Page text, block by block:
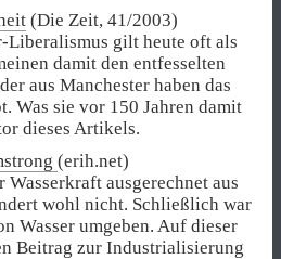
(Die Zeit, 41/2003)
Liberalismus gilt heute oft als
damit den entfesselten
aus Manchester haben das
Was sie vor 150 Jahren damit
dieses Artikels.
(erih.net)
Wasserkraft ausgerechnet aus
wohl nicht. Schließlich war
Wasser umgeben. Auf dieser
Beitrag zur Industrialisierung